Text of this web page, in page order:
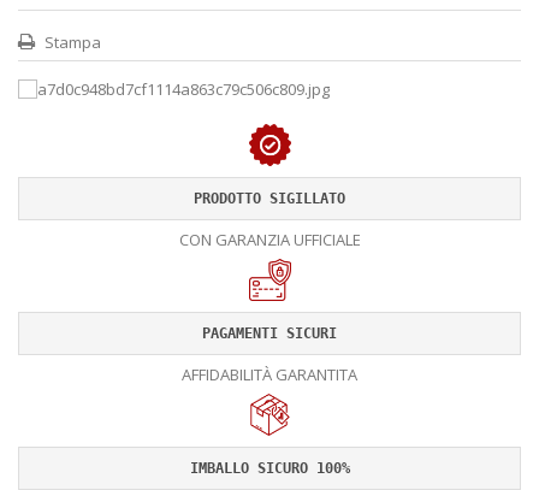
Stampa
PRODOTTO SIGILLATO
CON GARANZIA UFFICIALE
PAGAMENTI SICURI
AFFIDABILITÀ GARANTITA
IMBALLO SICURO 100%